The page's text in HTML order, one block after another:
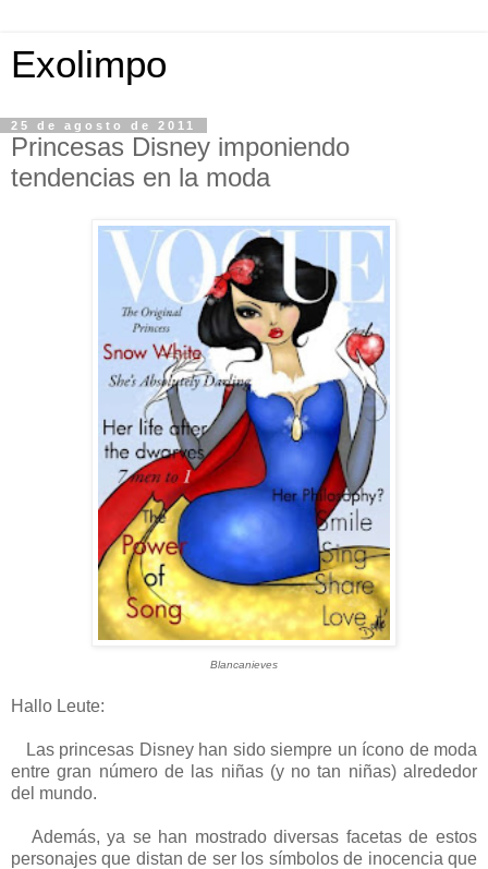
Exolimpo
25 de agosto de 2011
Princesas Disney imponiendo
tendencias en la moda
Blancanieves
Hallo Leute:
Las princesas Disney han sido siempre un ícono de moda
entre gran número de las niñas (y no tan niñas) alrededor
del mundo.
Además, ya se han mostrado diversas facetas de estos
personajes que distan de ser los símbolos de inocencia que